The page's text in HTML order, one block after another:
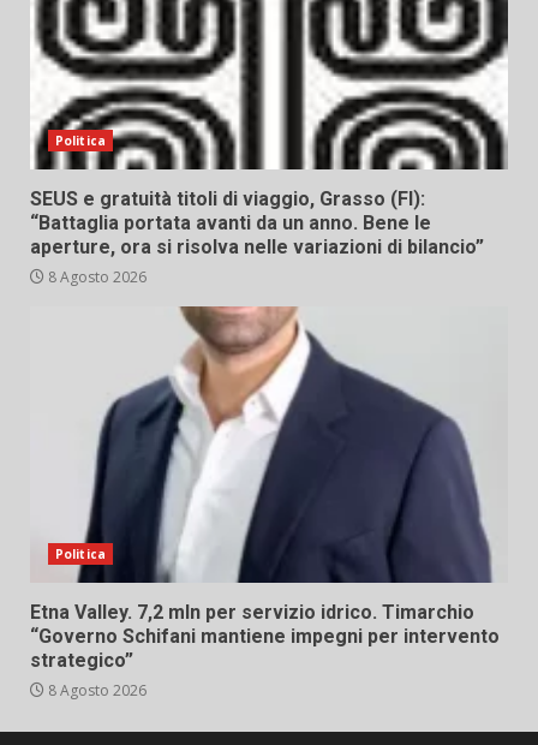
Politica
SEUS e gratuità titoli di viaggio, Grasso (FI):
“Battaglia portata avanti da un anno. Bene le
aperture, ora si risolva nelle variazioni di bilancio”
8 Agosto 2026
Politica
Etna Valley. 7,2 mln per servizio idrico. Timarchio
“Governo Schifani mantiene impegni per intervento
strategico”
8 Agosto 2026